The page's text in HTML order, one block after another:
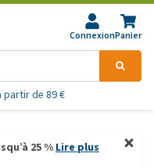
ConnexionPanier
partir de 89 €
25 % Lire plus